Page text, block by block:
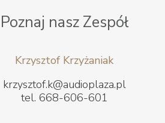
Poznaj nasz Zespół
Krzysztof Krzyżaniak
krzysztof.k@audioplaza.pl
tel. 668-606-601